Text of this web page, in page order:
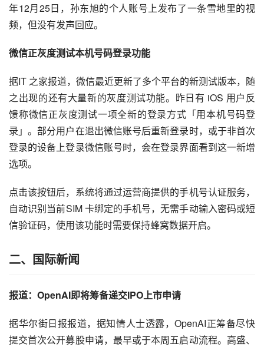
年12月25日，孙东旭的个人账号上发布了一条雪地里的视
频，但没有发声回应。
微信正灰度测试本机号码登录功能
据IT 之家报道，微信最近更新了多个平台的新测试版本，随
之出现的还有大量新的灰度测试功能。昨日有 iOS 用户反
馈称微信正灰度测试一项全新的登录方式「用本机号码登
录」。部分用户在退出微信账号后重新登录时，或于非首次
登录的设备上登录微信账号时，会在登录界面看到这一新增
选项。
点击该按钮后，系统将通过运营商提供的手机号认证服务，
自动识别当前SIM 卡绑定的手机号，无需手动输入密码或短
信验证码，使用该功能时需要保持蜂窝数据开启。
二、国际新闻
报道：OpenAI即将筹备递交IPO上市申请
据华尔街日报报道，据知情人士透露，OpenAI正筹备尽快
提交首次公开募股申请，最早或于本周五启动流程。高盛、